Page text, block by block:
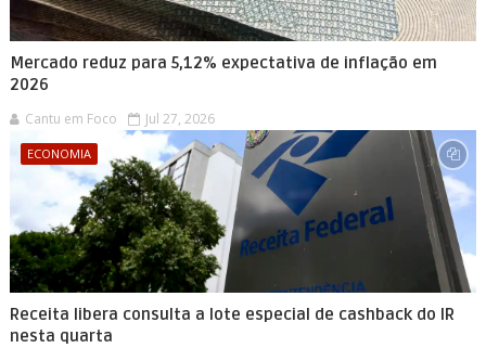
Mercado reduz para 5,12% expectativa de inflação em
2026
Cantu em Foco Jul 27, 2026
ECONOMIA
Receita libera consulta a lote especial de cashback do IR
nesta quarta